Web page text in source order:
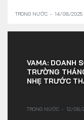
TRONG NƯỚC 14/08/2025
VAMA: DOANH
TRƯỜNG
NHẸ TRƯỚC
TRONG NƯỚC 12/08/